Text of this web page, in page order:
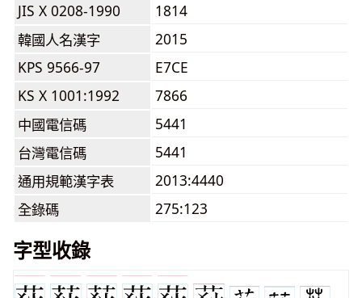
JIS X 0208-1990
1814
韓國人名漢字
2015
KPS 9566-97
E7CE
KS X 1001:1992
7866
中國電信碼
5441
台灣電信碼
5441
通用規範漢字表
2013:4440
全錄碼
275:123
字型收錄